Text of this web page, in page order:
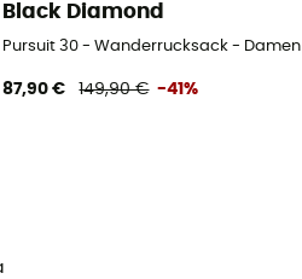
Black Diamond
Pursuit 30 - Wanderrucksack - Damen
87,90 € 149,90 € -41%